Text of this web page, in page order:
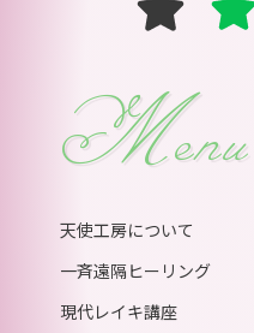
Menu
天使工房について
一斉遠隔ヒーリング
現代レイキ講座